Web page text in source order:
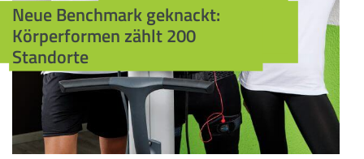
Neue Benchmark geknackt:
Körperformen zählt 200
Standorte